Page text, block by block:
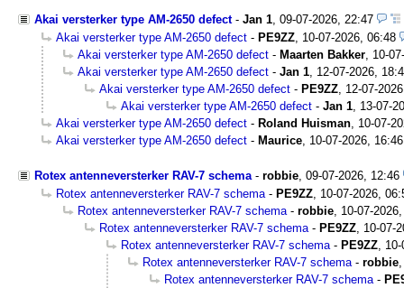
Akai versterker type AM-2650 defect- Jan 1, 09-07-2026, 22:47
Akai versterker type AM-2650 defect - PE9ZZ, 10-07-2026, 06:48
Akai versterker type AM-2650 defect - Maarten Bakker, 10-
Akai versterker type AM-2650 defect - Jan 1, 12-07-2026,
Akai versterker type AM-2650 defect - PE9ZZ, 12-07-
Akai versterker type AM-2650 defect - Jan 1, 13-07-
Akai versterker type AM-2650 defect - Roland Huisman, 10-07-
Akai versterker type AM-2650 defect - Maurice, 10-07-2026, 16:46
Rotex antenneversterker RAV-7 schema - robbie 09-07-2026, 12:46
Rotex antenneversterker RAV-7 schema - PE9ZZ 10-07-2026,
Rotex antenneversterker RAV-7 schema - robbie 10-07-
Rotex antenneversterker RAV-7 schema - PE9ZZ 10-07-
Rotex antenneversterker RAV-7 schema - PE9ZZ
Rotex antenneversterker RAV-7 schema - robbie
Rotex antenneversterker RAV-7 schema -